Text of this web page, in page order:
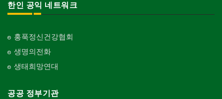
한인 공익 네트워크
홍푹정신건강협회
생명의전화
생태희망연대
공공 정부기관